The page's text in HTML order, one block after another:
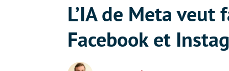
L’IA de Meta
Facebook et